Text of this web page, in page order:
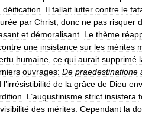
déification Il fallait lutter contre le
par Christ donc ne pas risquer
et démoralisant Le thème
une insistance sur les mérites
humaine ce qui aurait supprimé
ouvrages: De praedestinatione
l’irrésistibilité de la grâce de Dieu
L ’augustinisme strict insistera
des mérites Cependant la